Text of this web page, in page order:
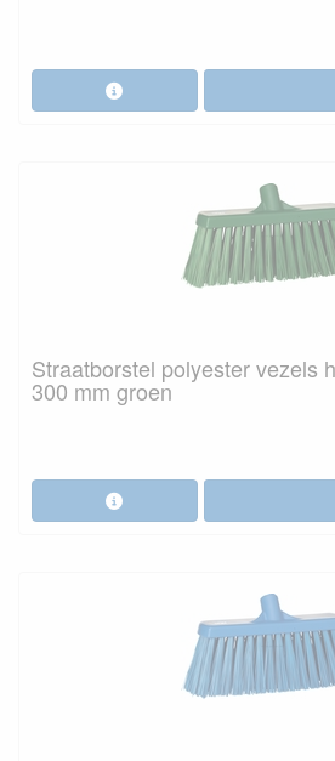
Straatborstel polyester vezels
300 mm groen